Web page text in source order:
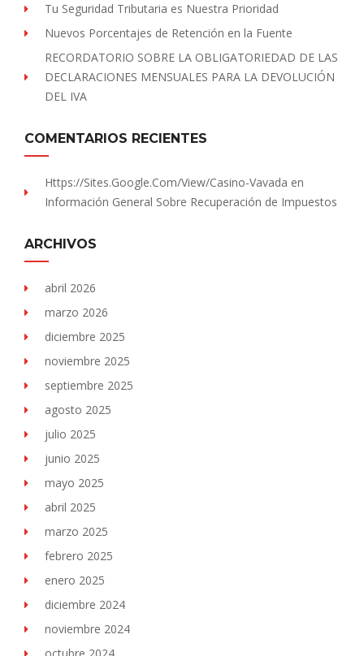
Tu Seguridad Tributaria es Nuestra Prioridad
Nuevos Porcentajes de Retención en la Fuente
RECORDATORIO SOBRE LA OBLIGATORIEDAD DE LAS
DECLARACIONES MENSUALES PARA LA DEVOLUCIÓN
DEL IVA
COMENTARIOS RECIENTES
Https://sites.Google.com/view/Casino-Vavada en
Información General Sobre Recuperación de Impuestos
ARCHIVOS
abril 2026
marzo 2026
diciembre 2025
noviembre 2025
septiembre 2025
agosto 2025
julio 2025
junio 2025
mayo 2025
abril 2025
marzo 2025
febrero 2025
enero 2025
diciembre 2024
noviembre 2024